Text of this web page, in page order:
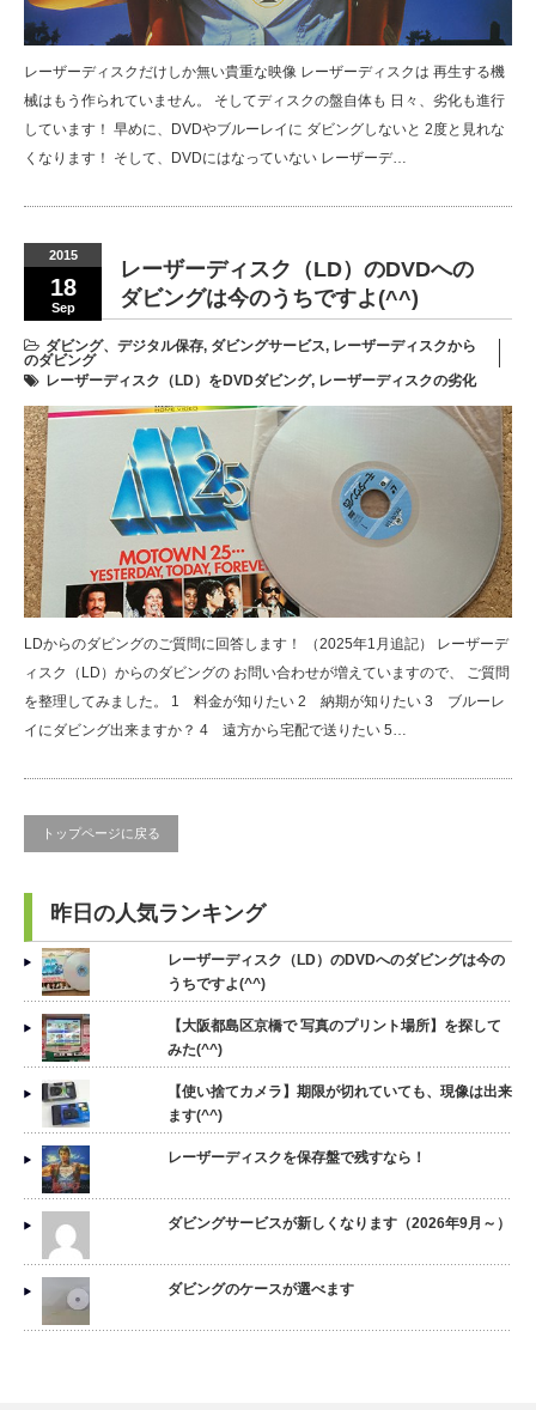
レーザーディスクだけしか無い貴重な映像 レーザーディスクは 再生する機
械はもう作られていません。 そしてディスクの盤自体も 日々、劣化も進行
しています！ 早めに、DVDやブルーレイに ダビングしないと 2度と見れな
くなります！ そして、DVDにはなっていない レーザーデ…
2015
18
Sep
レーザーディスク（LD）のDVDへの
ダビングは今のうちですよ(^^)
ダビング、デジタル保存, ダビングサービス, レーザーディスクから
のダビング
レーザーディスク（LD）をDVDダビング, レーザーディスクの劣化
LDからのダビングのご質問に回答します！ （2025年1月追記） レーザーデ
ィスク（LD）からのダビングの お問い合わせが増えていますので、 ご質問
を整理してみました。 1 料金が知りたい 2 納期が知りたい 3 ブルーレ
イにダビング出来ますか？ 4 遠方から宅配で送りたい 5…
トップページに戻る
昨日の人気ランキング
レーザーディスク（LD）のDVDへのダビングは今の
うちですよ(^^)
【大阪都島区京橋で 写真のプリント場所】を探して
みた(^^)
【使い捨てカメラ】期限が切れていても、現像は出来
ます(^^)
レーザーディスクを保存盤で残すなら！
ダビングサービスが新しくなります（2026年9月～）
ダビングのケースが選べます